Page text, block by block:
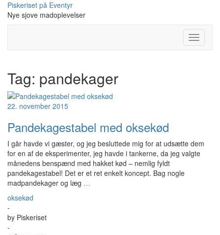
Skip
content
Piskeriset på Eventyr
Nye sjove madoplevelser
Toggle
Tag: pandekager
22. november 2015
Pandekagestabel med oksekød
I går havde vi gæster, og jeg besluttede mig for at udsætte dem
for en af de eksperimenter, jeg havde i tankerne, da jeg valgte
månedens benspænd med hakket kød – nemlig fyldt
pandekagestabel! Det er et ret enkelt koncept. Bag nogle
madpandekager og læg …
oksekød
-
by Piskeriset
-